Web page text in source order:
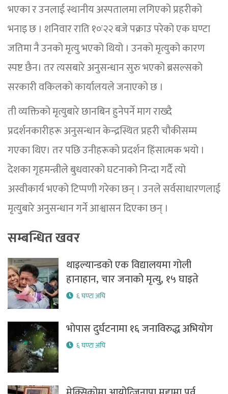
भएका र उनलाई स्थानीय अस्पतालमा लगिएको प्रहरीको
भनाइ छ । शनिवार राति १०ः२२ बजे पक्राउ परेको एक घण्टा
जतिमा नै उनको मृत्यु भएको थियो । उनको मृत्युको कारण
स्पष्ट छैन। तर त्यसबारे अनुसन्धान सुरु भएको ब्रसल्सको
सरकारी वकिलको कार्यालयले जनाएको छ ।
ती व्यक्तिको मृत्युबारे छानबिन हुनेपर्ने माग राख्दै
प्रदर्शनकारीहरू अनुसन्धान केन्द्रस्थित प्रहरी चौकीसम्म
गएका थिए। तर पछि उनीहरूको प्रदर्शन हिंसात्मक भयो ।
देशका गृहमन्त्रीले बुधवारको घटनाको निन्दा गर्दै त्यो
अस्वीकार्य भएको टिप्पणी गरेका छन् । उनले सर्वसाधारणलाई
मृत्युबारे अनुसन्धान गर्ने आश्वासन दिएका छन् ।
सम्बन्धित खवर
थाइल्यान्डको एक विद्यालयमा गोली
हानाहान, चार जनाको मृत्यु, १५ घाइते
६ घण्टा अघि
भोपास दुर्घटनामा १६ जनाविरुद्ध अभियोग
६ घण्टा अघि